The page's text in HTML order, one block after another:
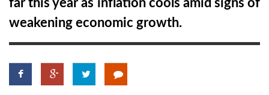
A NAP SZÉPE
LINKTR.EE
GLOBOZSARU
far this year as inflation cools amid signs of
weakening economic growth.